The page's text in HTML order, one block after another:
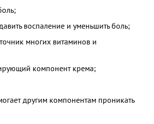
воспаление и уменьшить боль;
многих витаминов и
компонент крема;
другим компонентам проникать